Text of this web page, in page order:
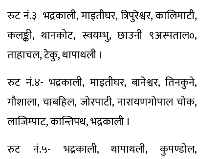
रुट नं.३ भद्रकाली, माइतीघर, त्रिपुरेश्वर, कालिमाटी,
कलङ्की, थानकोट, स्वयम्भु, छाउनी ९अस्पताल०,
ताहाचल, टेकु, थापाथली ।
रुट नं.४- भद्रकाली, माइतीघर, बानेश्वर, तिनकुने,
गौशाला, चाबहिल, जोरपाटी, नारायणगोपाल चोक,
लाजिम्पाट, कान्तिपथ, भद्रकाली ।
रुट नं.५- भद्रकाली, थापाथली, कुपण्डोल,